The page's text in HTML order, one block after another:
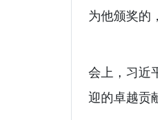
为他颁奖的
会上，习近
迎的卓越贡